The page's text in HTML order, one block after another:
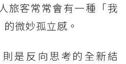
旅客常常會有一種「我
微妙孤立感。
則是反向思考的全新結